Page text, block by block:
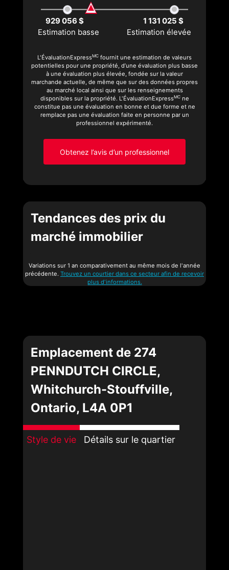
929 056 $
1 131 025 $
Estimation basse
Estimation élevée
L'ÉvaluationExpressMC fournit une estimation de valeurs
potentielles pour une propriété, d’une évaluation plus basse
à une évaluation plus élevée, fondée sur la valeur
marchande actuelle, de même que sur des données propres
au marché local ainsi que sur les renseignements
disponibles sur la propriété. L'ÉvaluationExpressMCne
constitue pas une évaluation en bonne et due forme et ne
remplace pas une évaluation faite en personne par un
professionnel expérimenté.
Obtenez l’avis d’un professionnel
Tendances des prix du
marché immobilier
Variations sur 1 an comparativement au même mois de l'année
précédente. Trouvez un courtier dans ce secteur afin de recevoir
plus d'informations.
Emplacement de 274
PENNDUTCH CIRCLE,
Whitchurch-Stouffville,
Ontario, L4A 0P1
Style de vie Détails sur le quartier